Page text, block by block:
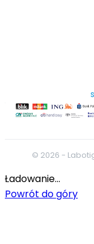
© 2026 -
Ładowanie...
Powrót do góry